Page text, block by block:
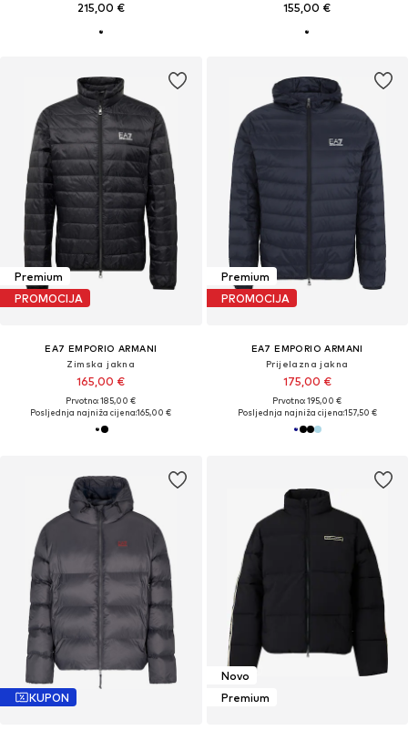
215,00 € 155,00 €
Premium
PROMOCIJA
EA7 EMPORIO ARMANI
Zimska jakna
165,00 €
Prvotno: 185,00 €
Posljednja najniža cijena:165,00 €
Premium
PROMOCIJA
EA7 EMPORIO ARMANI
Prijelazna jakna
175,00 €
Prvotno: 195,00 €
Posljednja najniža cijena:157,50 €
KUPON
Novo
Premium